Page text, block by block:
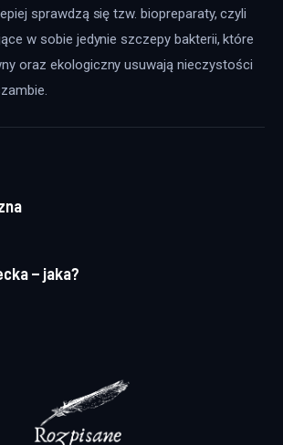
sprawdzą się tzw. biopreparaty, czyli
w sobie jedynie szczepy bakterii, które
oraz ekologiczny usuwają nieczystości
– jaka?